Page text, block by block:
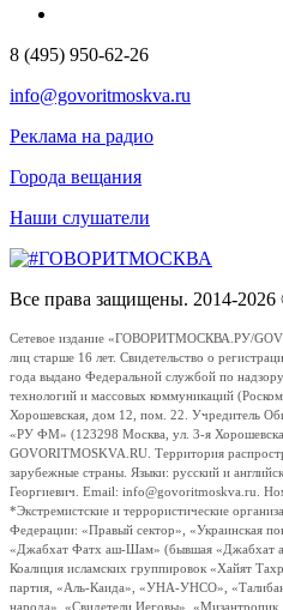
8 (495) 950-62-26
info@govoritmoskva.ru
Реклама на радио
Города вещания
Наши слушатели
Все права защищены. 2014-
Сетевое издание «ГОВОРИТМОСКВА.РУ/
лиц старше 16 лет. Свидетельство о
года выдано Федеральной службой по
технологий и массовых коммуникаций
Хорошевская, дом 12, пом. 22. Учредитель
«РУ ФМ» (123298 Москва, ул. 3-я
GOVORITMOSKVA.RU. Территория
зарубежные страны. Языки: русский и
Георгиевич. Email: info@govoritmoskva.ru.
*Экстремистские и террористические
Федерации: «Правый сектор», «Украинская
«Джабхат Фатх аш-Шам» (бывшая «Джабхат
Коалиция исламских группировок «Хайят
партия, «Аль-Каида», «УНА-УНСО»,
народа», «Свидетели Иеговы», «Мизантропик